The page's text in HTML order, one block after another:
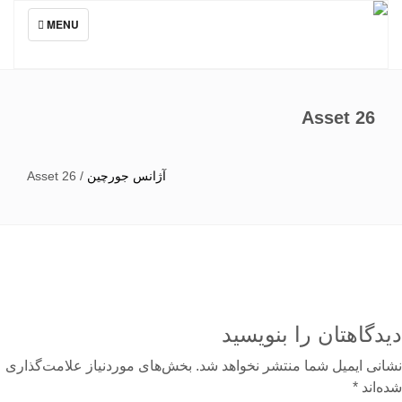
TOGGLE
NAVIGATION
MENU
Asset 26
آژانس جورچین/
Asset 26
را بنویسید
ایمیل شما منتشر نخواهد شد. بخش‌های موردنیاز علامت‌گذاری
*